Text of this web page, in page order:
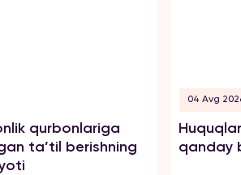
qurbonlariga
ta’til berishning
04 Avg
qanday